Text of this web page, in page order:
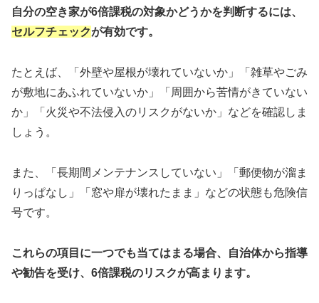
自分の空き家が6倍課税の対象かどうかを判断するには、
セルフチェックが有効です。
たとえば、「外壁や屋根が壊れていないか」「雑草やごみ
が敷地にあふれていないか」「周囲から苦情がきていない
か」「火災や不法侵入のリスクがないか」などを確認しま
しょう。
また、「長期間メンテナンスしていない」「郵便物が溜ま
りっぱなし」「窓や扉が壊れたまま」などの状態も危険信
号です。
これらの項目に一つでも当てはまる場合、自治体から指導
や勧告を受け、6倍課税のリスクが高まります。